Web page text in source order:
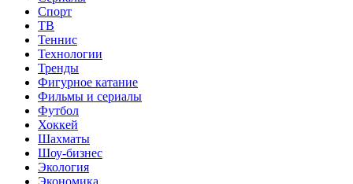
Спорт
ТВ
Теннис
Технологии
Тренды
Фигурное катание
Фильмы и сериалы
Футбол
Хоккей
Шахматы
Шоу-бизнес
Экология
Экономика